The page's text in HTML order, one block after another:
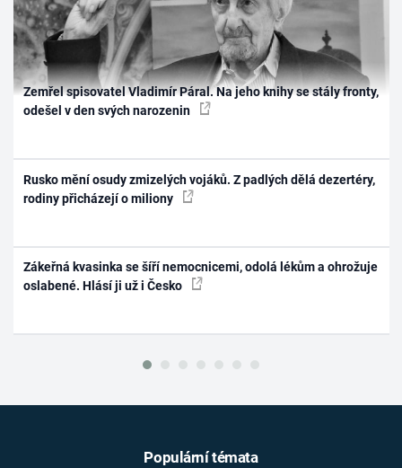
Zemřel spisovatel Vladimír Páral. Na jeho knihy se stály fronty,
odešel v den svých narozenin
Rusko mění osudy zmizelých vojáků. Z padlých dělá dezertéry,
rodiny přicházejí o miliony
Zákeřná kvasinka se šíří nemocnicemi, odolá lékům a ohrožuje
oslabené. Hlásí ji už i Česko
Populární témata